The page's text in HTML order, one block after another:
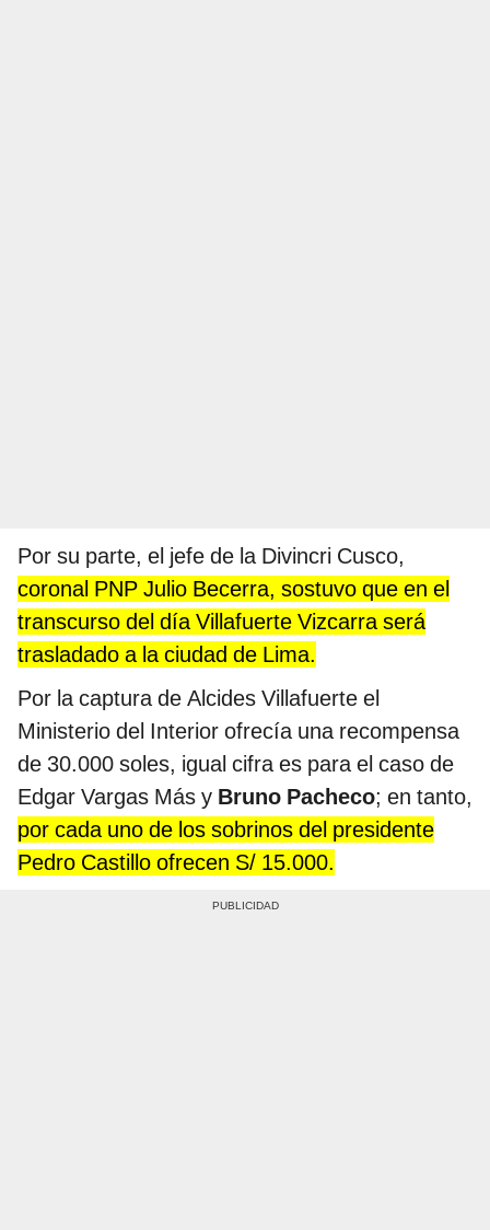
Por su parte, el jefe de la Divincri Cusco,
coronal PNP Julio Becerra, sostuvo que en el
transcurso del día Villafuerte Vizcarra será
trasladado a la ciudad de Lima.
Por la captura de Alcides Villafuerte el
Ministerio del Interior ofrecía una recompensa
de 30.000 soles, igual cifra es para el caso de
Edgar Vargas Más y Bruno Pacheco; en tanto,
por cada uno de los sobrinos del presidente
Pedro Castillo ofrecen S/ 15.000.